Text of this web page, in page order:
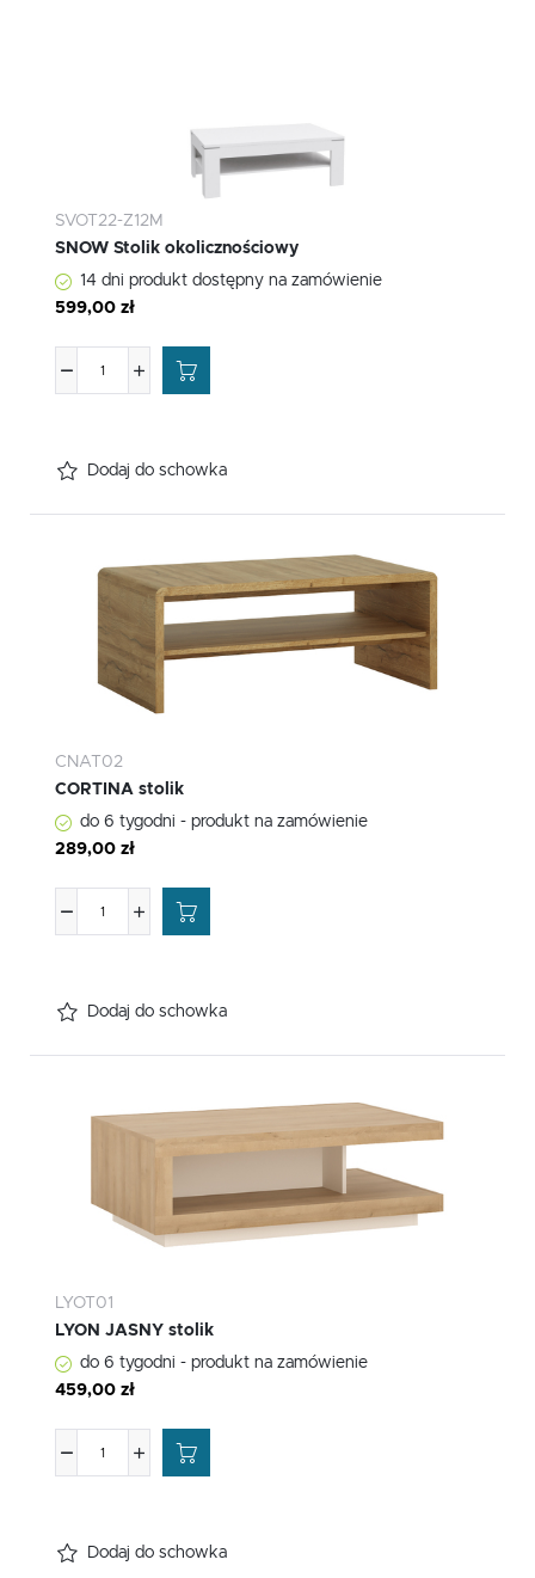
SVOT22-Z12M
SNOW Stolik okolicznościowy
14 dni produkt dostępny na zamówienie
599,00 zł
Dodaj do schowka
CNAT02
CORTINA stolik
do 6 tygodni - produkt na zamówienie
289,00 zł
Dodaj do schowka
LYOT01
LYON JASNY stolik
do 6 tygodni - produkt na zamówienie
459,00 zł
Dodaj do schowka